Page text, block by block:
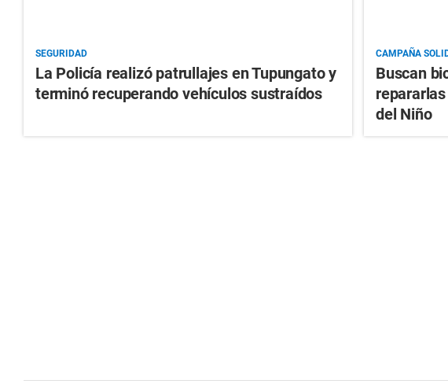
SEGURIDAD
La Policía realizó patrullajes en Tupungato y
terminó recuperando vehículos sustraídos
CAMPAÑA
Buscan
del Niño